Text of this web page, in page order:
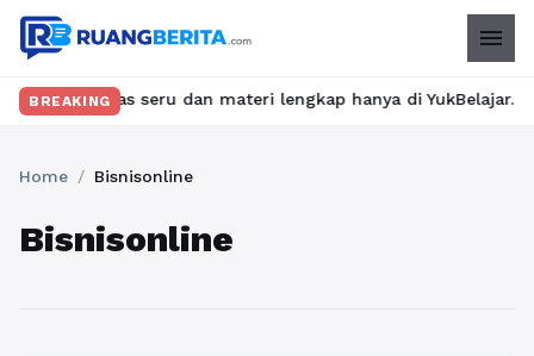
menu
BREAKING
kelas seru dan materi lengkap hanya di YukBelajar.com.
Home / Bisnisonline
Bisnisonline